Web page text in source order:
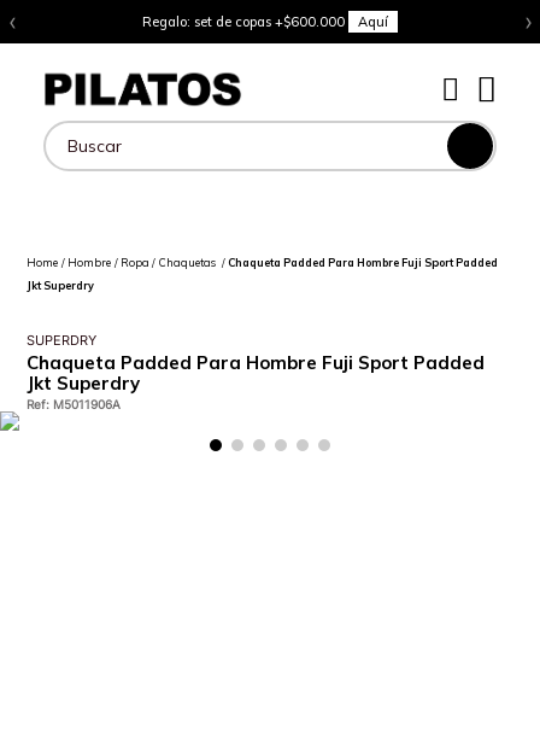
‹ Regalo: set de copas +$600.000 Aquí ›
Buscar
Hombre Ropa Chaquetas
Chaqueta Padded Para Hombre Fuji Sport Padded
Jkt Superdry
SUPERDRY
Chaqueta Padded Para Hombre Fuji Sport Padded
Jkt Superdry
Ref: M5011906A